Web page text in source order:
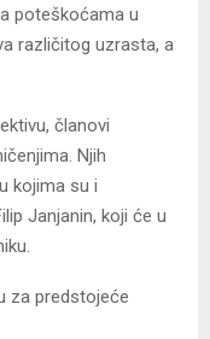
poteškoćama u
različitog uzrasta, a
članovi
Njih
kojima su i
Janjanin, koji će u
za predstojeće